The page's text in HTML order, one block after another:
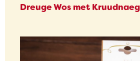
Dreuge Wos met